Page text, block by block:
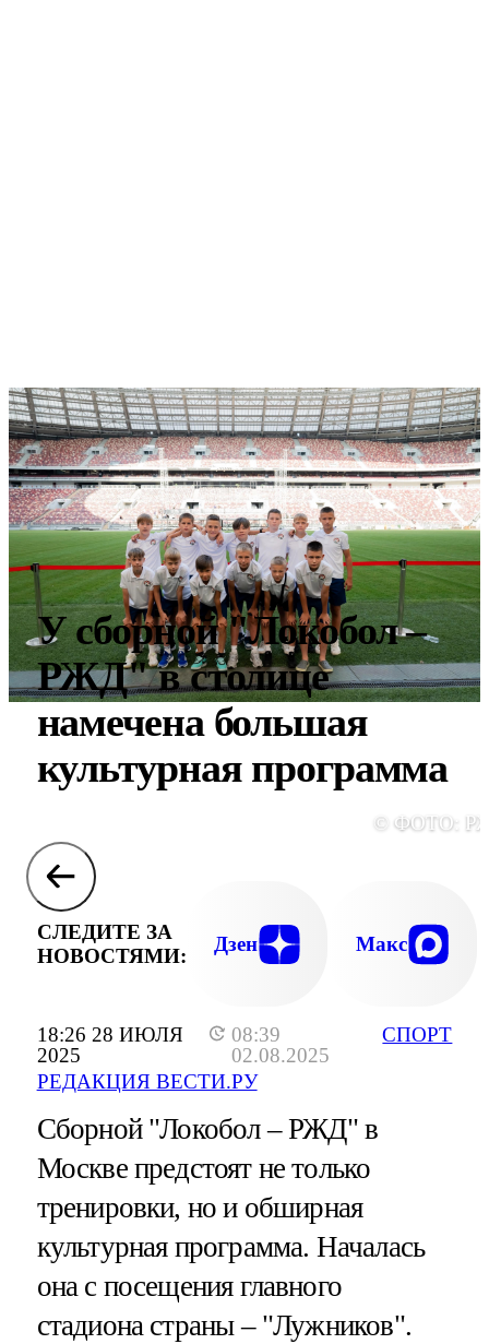
18:26 28 ИЮЛЯ
2025
08:39
02.08.2025
РЕДАКЦИЯ ВЕСТИ.РУ
СПОРТ
У сборной "Локобол –
РЖД" в столице
намечена большая
культурная программа
© ФОТО:
СЛЕДИТЕ ЗА
НОВОСТЯМИ:
Дзен Макс
Сборной "Локобол – РЖД" в
Москве предстоят не только
тренировки, но и обширная
культурная программа. Началась
она с посещения главного
стадиона страны – "Лужников".